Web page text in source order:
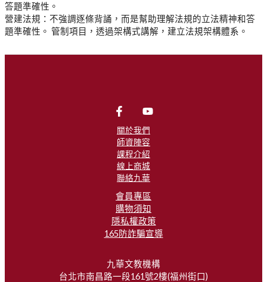
答題準確性。
營建法規：不強調逐條背誦，而是幫助理解法規的立法精神和答
題準確性。 管制項目，透過架構式講解，建立法規架構體系。
關於我們
師資陣容
課程介紹
線上商城
聯絡九華
會員專區
購物須知
隱私權政策
165防詐騙宣導
九華文教機構
台北市南昌路一段161號2樓(福州街口)